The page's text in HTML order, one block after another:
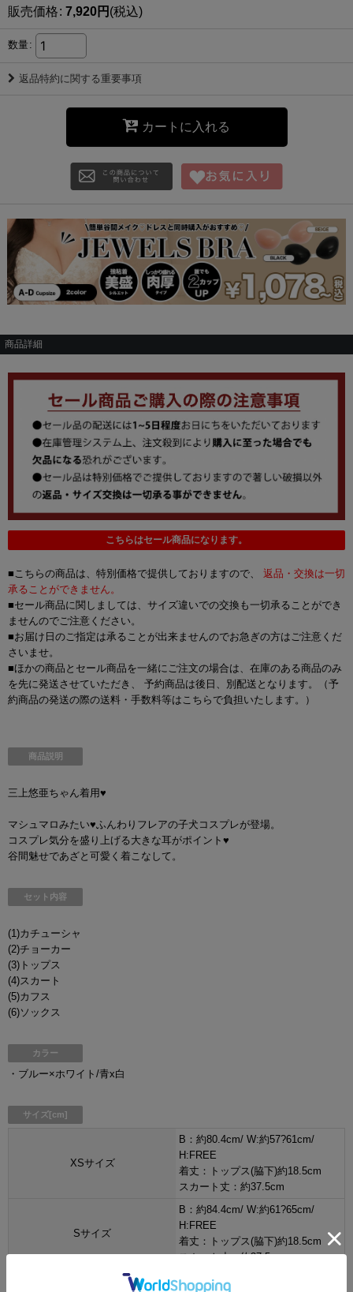
販売価格: 7,920円 (税込)
数量:
返品特約に関する重要事項
カートに入れる
商品詳細
こちらはセール商品になります。
■こちらの商品は、特別価格で提供しておりますので、 返品・交換は一切
承ることができません。
■セール商品に関しましては、サイズ違いでの交換も一切承ることができ
ませんのでご注意ください。
■お届け日のご指定は承ることが出来ませんのでお急ぎの方はご注意くだ
さいませ。
■ほかの商品とセール商品を一緒にご注文の場合は、在庫のある商品のみ
を先に発送させていただき、 予約商品は後日、別配送となります。（予
約商品の発送の際の送料・手数料等はこちらで負担いたします。）
商品説明
三上悠亜ちゃん着用♥
マシュマロみたい♥ふんわりフレアの子犬コスプレが登場。
コスプレ気分を盛り上げる大きな耳がポイント♥
谷間魅せであざと可愛く着こなして。
セット内容
(1)カチューシャ
(2)チョーカー
(3)トップス
(4)スカート
(5)カフス
(6)ソックス
カラー
・ブルー×ホワイト/青x白
サイズ[cm]
XSサイズ
B：約80.4cm/ W:約57?61cm/
H:FREE
着丈：トップス(脇下)約18.5cm
スカート丈：約37.5cm
Sサイズ
B：約84.4cm/ W:約61?65cm/
H:FREE
着丈：トップス(脇下)約18.5cm
スカート丈：約37.5cm
B：約88.4cm/ W:約65?69cm/